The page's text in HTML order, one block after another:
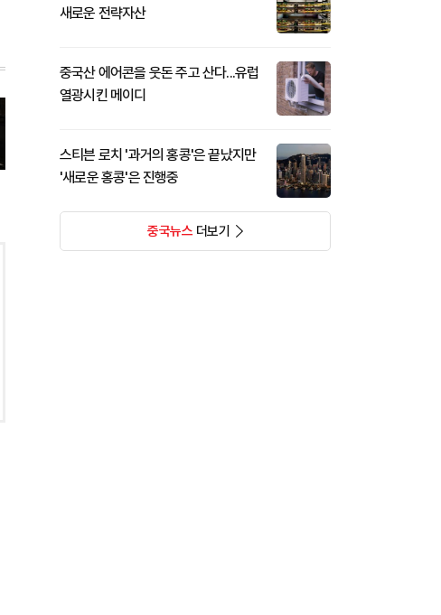
새로운 전략자산
중국산 에어콘을 웃돈 주고 산다...유럽
열광시킨 메이디
스티븐 로치 '과거의 홍콩'은 끝났지만
'새로운 홍콩'은 진행중
중국뉴스더보기